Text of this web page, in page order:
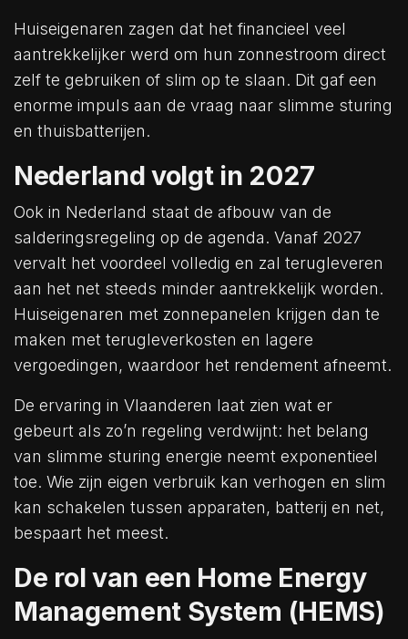
Huiseigenaren zagen dat het financieel veel
aantrekkelijker werd om hun zonnestroom direct
zelf te gebruiken of slim op te slaan. Dit gaf een
enorme impuls aan de vraag naar slimme sturing
en thuisbatterijen.
Nederland volgt in 2027
Ook in Nederland staat de afbouw van de
salderingsregeling op de agenda. Vanaf 2027
vervalt het voordeel volledig en zal terugleveren
aan het net steeds minder aantrekkelijk worden.
Huiseigenaren met zonnepanelen krijgen dan te
maken met terugleverkosten en lagere
vergoedingen, waardoor het rendement afneemt.
De ervaring in Vlaanderen laat zien wat er
gebeurt als zo’n regeling verdwijnt: het belang
van slimme sturing energie neemt exponentieel
toe. Wie zijn eigen verbruik kan verhogen en slim
kan schakelen tussen apparaten, batterij en net,
bespaart het meest.
De rol van een Home Energy
Management System (HEMS)